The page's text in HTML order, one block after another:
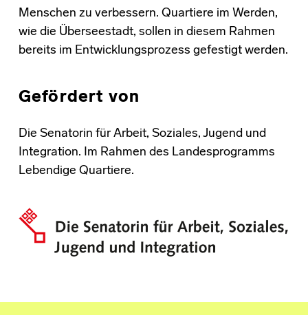
Menschen zu verbessern. Quartiere im Werden,
wie die Überseestadt, sollen in diesem Rahmen
bereits im Entwicklungsprozess gefestigt werden.
Gefördert von
Die Senatorin für Arbeit, Soziales, Jugend und
Integration. Im Rahmen des Landesprogramms
Lebendige Quartiere.